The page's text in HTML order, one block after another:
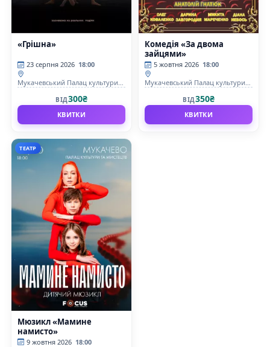
«Грішна»
23 серпня 2026 18:00
Мукачевський Палац культури
ВІД300₴
КВИТКИ
Комедія «За двома
зайцями»
5 жовтня 2026 18:00
Мукачевський Палац культури
ВІД350₴
КВИТКИ
ТЕАТР
Мюзикл «Мамине
намисто»
9 жовтня 2026 18:00